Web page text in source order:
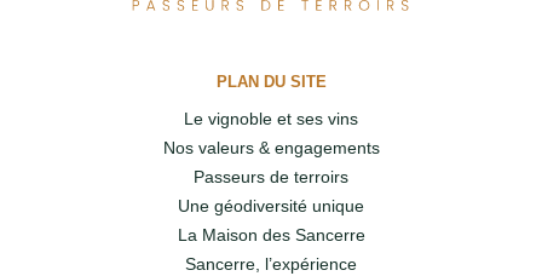
PLAN DU SITE
Le vignoble et ses vins
Nos valeurs & engagements
Passeurs de terroirs
Une géodiversité unique
La Maison des Sancerre
Sancerre, l’expérience